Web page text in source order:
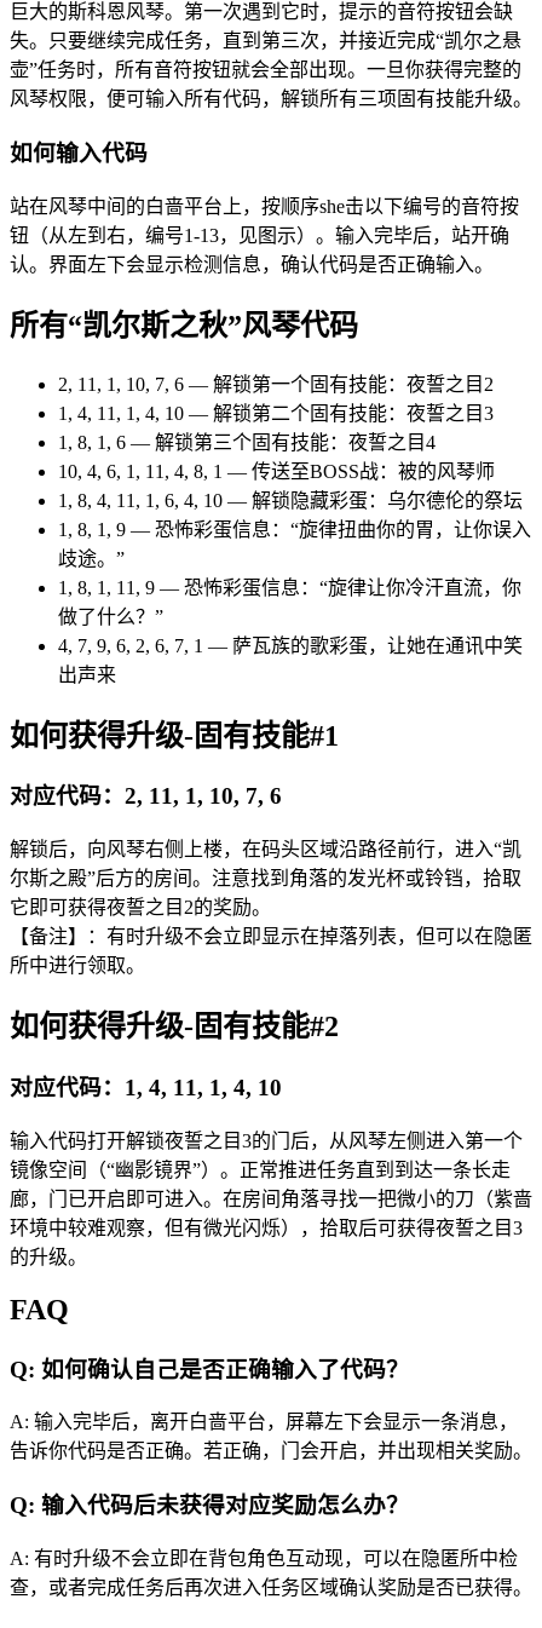
巨大的斯科恩风琴。第一次遇到它时，提示的音符按钮会缺
失。只要继续完成任务，直到第三次，并接近完成“凯尔之悬
壶”任务时，所有音符按钮就会全部出现。一旦你获得完整的
风琴权限，便可输入所有代码，解锁所有三项固有技能升级。
如何输入代码
站在风琴中间的白啬平台上，按顺序she击以下编号的音符按
钮（从左到右，编号1-13，见图示）。输入完毕后，站开确
认。界面左下会显示检测信息，确认代码是否正确输入。
所有“凯尔斯之秋”风琴代码
2, 11, 1, 10, 7, 6 — 解锁第一个固有技能：夜誓之目2
1, 4, 11, 1, 4, 10 — 解锁第二个固有技能：夜誓之目3
1, 8, 1, 6 — 解锁第三个固有技能：夜誓之目4
10, 4, 6, 1, 11, 4, 8, 1 — 传送至BOSS战：被的风琴师
1, 8, 4, 11, 1, 6, 4, 10 — 解锁隐藏彩蛋：乌尔德伦的祭坛
1, 8, 1, 9 — 恐怖彩蛋信息：“旋律扭曲你的胃，让你误入
歧途。”
1, 8, 1, 11, 9 — 恐怖彩蛋信息：“旋律让你冷汗直流，你
做了什么？”
4, 7, 9, 6, 2, 6, 7, 1 — 萨瓦族的歌彩蛋，让她在通讯中笑
出声来
如何获得升级-固有技能#1
对应代码：2, 11, 1, 10, 7, 6
解锁后，向风琴右侧上楼，在码头区域沿路径前行，进入“凯
尔斯之殿”后方的房间。注意找到角落的发光杯或铃铛，拾取
它即可获得夜誓之目2的奖励。
【备注】：有时升级不会立即显示在掉落列表，但可以在隐匿
所中进行领取。
如何获得升级-固有技能#2
对应代码：1, 4, 11, 1, 4, 10
输入代码打开解锁夜誓之目3的门后，从风琴左侧进入第一个
镜像空间（“幽影镜界”）。正常推进任务直到到达一条长走
廊，门已开启即可进入。在房间角落寻找一把微小的刀（紫啬
环境中较难观察，但有微光闪烁），拾取后可获得夜誓之目3
的升级。
FAQ
Q: 如何确认自己是否正确输入了代码？
A: 输入完毕后，离开白啬平台，屏幕左下会显示一条消息，
告诉你代码是否正确。若正确，门会开启，并出现相关奖励。
Q: 输入代码后未获得对应奖励怎么办？
A: 有时升级不会立即在背包角色互动现，可以在隐匿所中检
查，或者完成任务后再次进入任务区域确认奖励是否已获得。